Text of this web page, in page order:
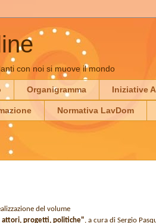
con noi si muove il mondo
Organigramma Iniziative
Normativa LavDom
del volume
attori, progetti, politiche", a cura di Sergio